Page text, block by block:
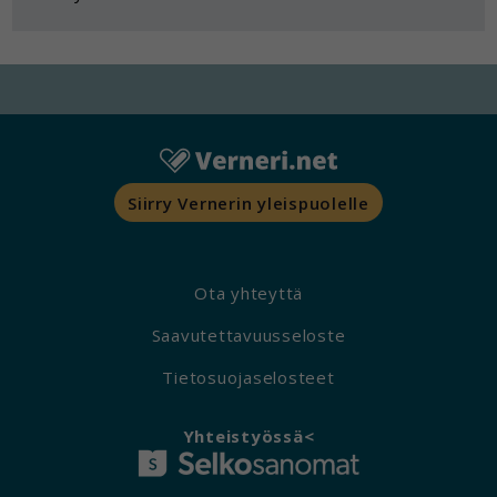
Siirry Vernerin yleispuolelle
Ota yhteyttä
Saavutettavuusseloste
Tietosuojaselosteet
Yhteistyössä<